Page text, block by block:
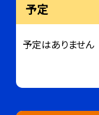
予定
予定はありません